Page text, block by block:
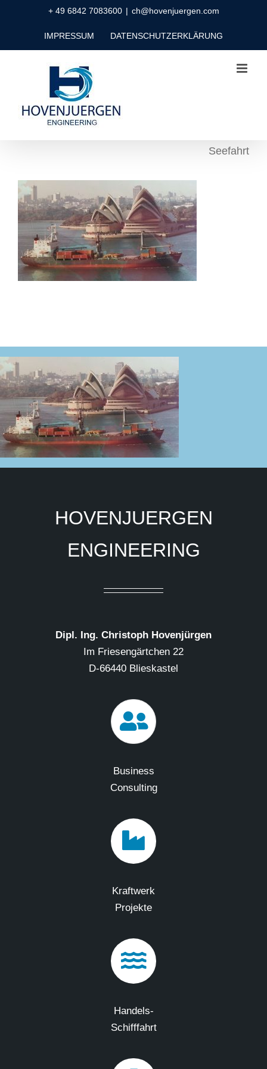
+ 49 6842 7083600 | ch@hovenjuergen.com
IMPRESSUM DATENSCHUTZERKLÄRUNG
Seefahrt
HOVENJUERGEN
ENGINEERING
Dipl. Ing. Christoph Hovenjürgen
Im Friesengärtchen 22
D-66440 Blieskastel
Business
Consulting
Kraftwerk
Projekte
Handels-
Schifffahrt